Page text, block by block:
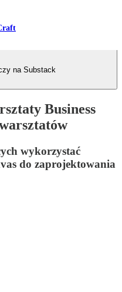
na Substack
Business
wykorzystać
do zaprojektowania